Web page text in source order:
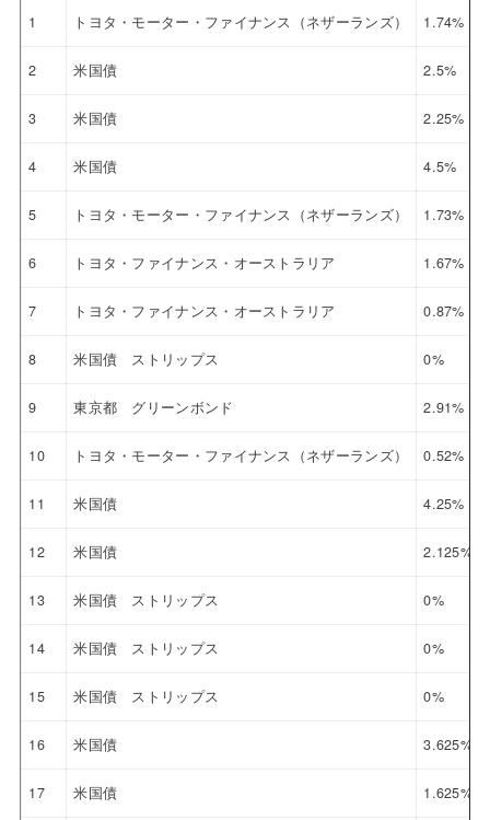
1 トヨタ・モーター・ファイナンス（ネザーランズ） 1.74%
2 米国債 2.5%
3 米国債 2.25%
4 米国債 4.5%
5 トヨタ・モーター・ファイナンス（ネザーランズ） 1.73%
6 トヨタ・ファイナンス・オーストラリア 1.67%
7 トヨタ・ファイナンス・オーストラリア 0.87%
8 米国債 ストリップス 0%
9 東京都 グリーンボンド 2.91%
10 トヨタ・モーター・ファイナンス（ネザーランズ） 0.52%
11 米国債 4.25%
12 米国債 2.125%
13 米国債 ストリップス 0%
14 米国債 ストリップス 0%
15 米国債 ストリップス 0%
16 米国債 3.625%
17 米国債 1.625%